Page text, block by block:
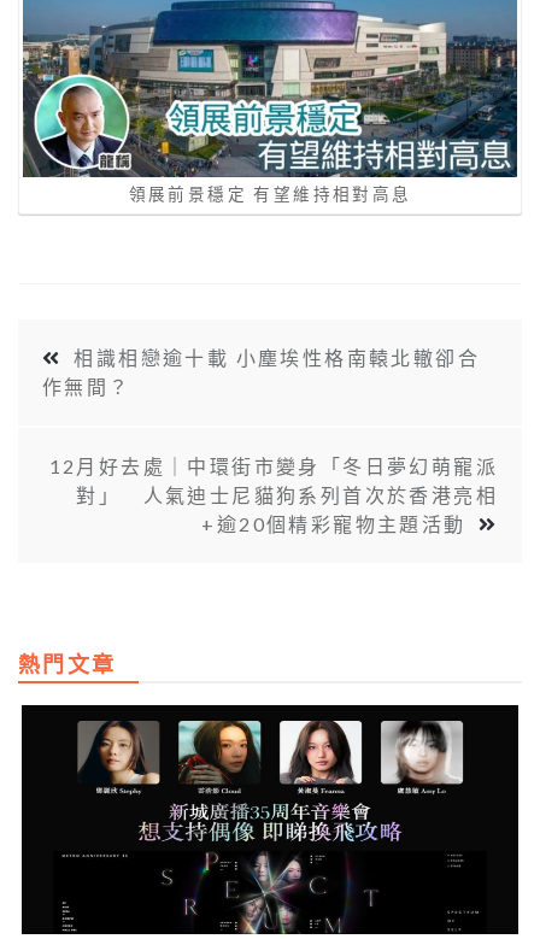
領展前景穩定 有望維持相對高息
相識相戀逾十載 小塵埃性格南轅北轍卻合
作無間？
12月好去處｜中環街市變身「冬日夢幻萌寵派
對」 人氣迪士尼貓狗系列首次於香港亮相
+逾20個精彩寵物主題活動
熱門文章